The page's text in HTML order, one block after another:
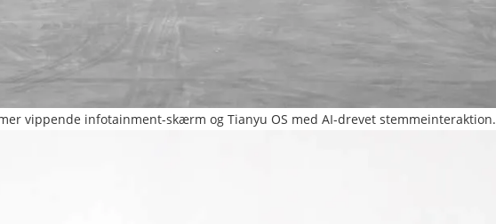
vippende infotainment-skærm og Tianyu OS med AI-drevet stemmeinteraktion.